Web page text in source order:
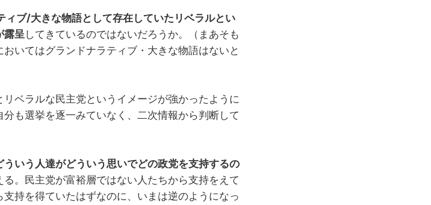
ィブ/大きな物語として存在していたリベラルとい
露呈 してきているのではないだろうか。（まあそも
いてはグランドナラティブ・大きな物語はないと
ベラルな民主党というイメージが強かったように
も選挙を逐一みていなく、二次情報から判断して
ういう人達がどういう思いでどの政党を支持するの
。民主党が富裕層ではない人たちから支持をえて
持を得ていたはずなのに、いまは逆のようになっ